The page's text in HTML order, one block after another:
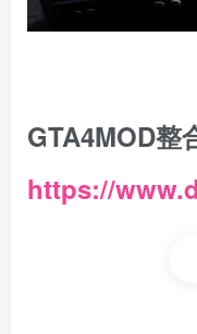
GTA4MOD整
https://